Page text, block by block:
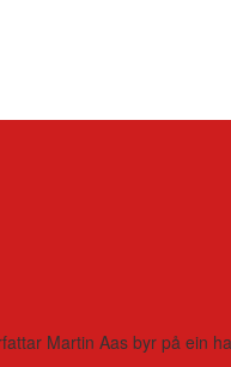
Martin Aas byr på ein